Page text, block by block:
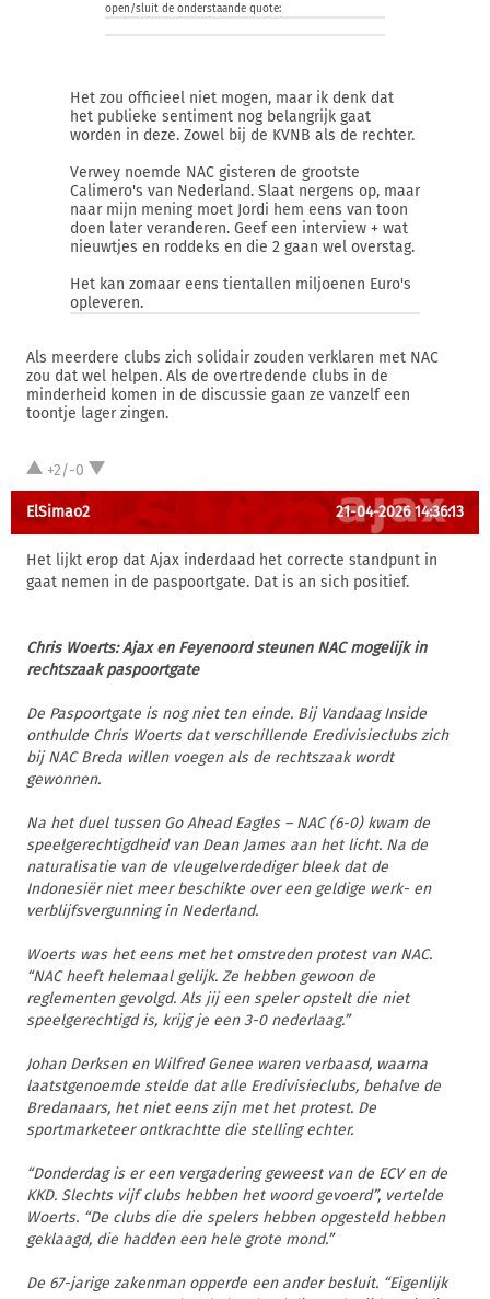
open/sluit de onderstaande quote:
Het zou officieel niet mogen, maar ik denk dat
het publieke sentiment nog belangrijk gaat
worden in deze. Zowel bij de KVNB als de rechter.
Verwey noemde NAC gisteren de grootste
Calimero's van Nederland. Slaat nergens op, maar
naar mijn mening moet Jordi hem eens van toon
doen later veranderen. Geef een interview + wat
nieuwtjes en roddeks en die 2 gaan wel overstag.
Het kan zomaar eens tientallen miljoenen Euro's
opleveren.
Als meerdere clubs zich solidair zouden verklaren met NAC
zou dat wel helpen. Als de overtredende clubs in de
minderheid komen in de discussie gaan ze vanzelf een
toontje lager zingen.
+2/-0
ElSimao2 21-04-2026 14:36:13
Het lijkt erop dat Ajax inderdaad het correcte standpunt in
gaat nemen in de paspoortgate. Dat is an sich positief.
Chris Woerts: Ajax en Feyenoord steunen NAC mogelijk in
rechtszaak paspoortgate
De Paspoortgate is nog niet ten einde. Bij Vandaag Inside
onthulde Chris Woerts dat verschillende Eredivisieclubs zich
bij NAC Breda willen voegen als de rechtszaak wordt
gewonnen.
Na het duel tussen Go Ahead Eagles – NAC (6-0) kwam de
speelgerechtigdheid van Dean James aan het licht. Na de
naturalisatie van de vleugelverdediger bleek dat de
Indonesiër niet meer beschikte over een geldige werk- en
verblijfsvergunning in Nederland.
Woerts was het eens met het omstreden protest van NAC.
“NAC heeft helemaal gelijk. Ze hebben gewoon de
reglementen gevolgd. Als jij een speler opstelt die niet
speelgerechtigd is, krijg je een 3-0 nederlaag.”
Johan Derksen en Wilfred Genee waren verbaasd, waarna
laatstgenoemde stelde dat alle Eredivisieclubs, behalve de
Bredanaars, het niet eens zijn met het protest. De
sportmarketeer ontkrachtte die stelling echter.
“Donderdag is er een vergadering geweest van de ECV en de
KKD. Slechts vijf clubs hebben het woord gevoerd”, vertelde
Woerts. “De clubs die die spelers hebben opgesteld hebben
geklaagd, die hadden een hele grote mond.”
De 67-jarige zakenman opperde een ander besluit. “Eigenlijk